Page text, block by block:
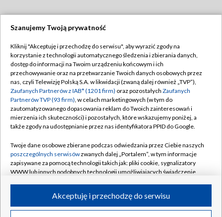
TVP
Abonament TVP
Emisja w TVP
Centrum informacji TVP
Naziemna Telewizja Cyfrowa
Rada Programowa
System NOS
Informacje o nadawcy
Program dla prasy
Regulamin TVP
Polityka prywatności
Moje zgody
Pomoc
Kontakt
Kanały
©2026 Telewizja Polska S.A. w likwidacji
Szanujemy Twoją prywatność
Kliknij "Akceptuję i przechodzę do serwisu", aby wyrazić zgody na
korzystanie z technologii automatycznego śledzenia i zbierania danych,
dostęp do informacji na Twoim urządzeniu końcowym i ich
przechowywanie oraz na przetwarzanie Twoich danych osobowych przez
nas, czyli Telewizję Polską S.A. w likwidacji (zwaną dalej również „TVP”),
Zaufanych Partnerów z IAB* (1201 firm) oraz pozostałych Zaufanych
Partnerów TVP (93 firm), w celach marketingowych (w tym do
zautomatyzowanego dopasowania reklam do Twoich zainteresowań i
mierzenia ich skuteczności) i pozostałych, które wskazujemy poniżej, a
także zgody na udostępnianie przez nas identyfikatora PPID do Google.
Twoje dane osobowe zbierane podczas odwiedzania przez Ciebie naszych
poszczególnych serwisówzwanych dalej „Portalem”, w tym informacje
zapisywane za pomocą technologii takich jak: pliki cookie, sygnalizatory
WWW lub innych podobnych technologii umożliwiających świadczenie
ruchu w Internecie.Akceptuję i przechodzę do serwisu